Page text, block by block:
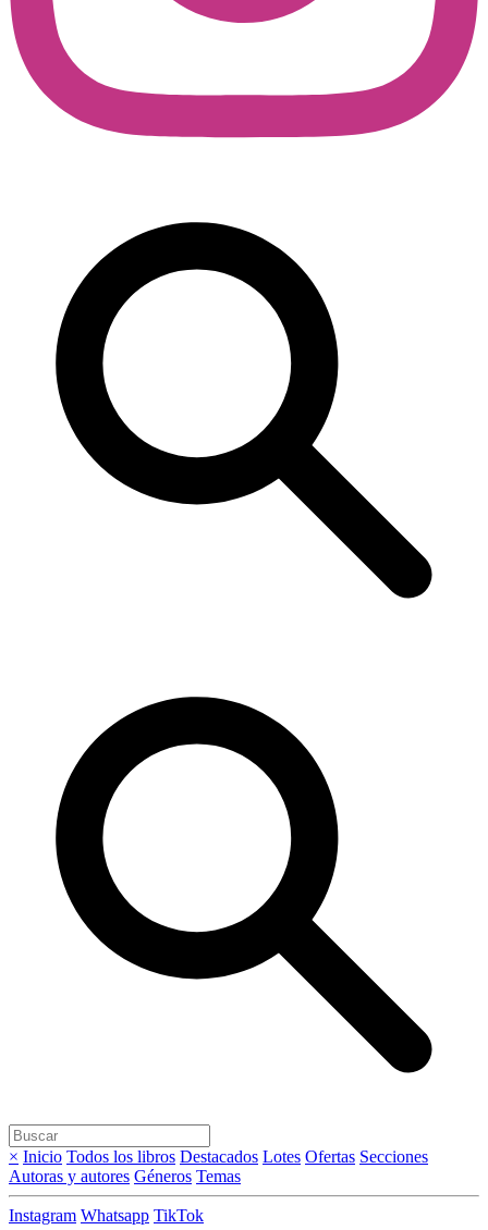
× Inicio Todos los libros Destacados Lotes Ofertas Secciones
Autoras y autores Géneros Temas
Instagram Whatsapp TikTok